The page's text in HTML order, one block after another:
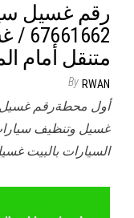
رقم غسيل
متنقل أمام
By RWAN
أول محطةرقم غسيل
غسيل وتنظيف
السيارات بالبيت